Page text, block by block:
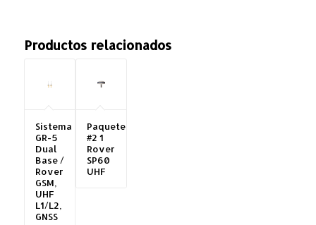
Productos relacionados
Sistema
GR-5
Dual
Base /
Rover
GSM,
UHF
L1/L2,
GNSS
Paquete
#2 1
Rover
SP60
UHF